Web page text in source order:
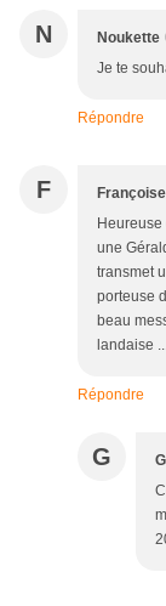
N Noukette
Je te
Répondre
F
une
transmet
porteuse
beau
landaise
Répondre
G